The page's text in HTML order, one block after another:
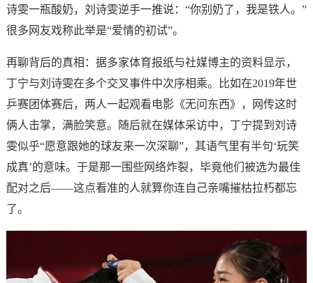
诗雯一瓶酸奶，刘诗雯逆手一推说：“你别奶了，我是铁人。”
很多网友戏称此举是“爱情的初试”。
再聊背后的真相：据多家体育报纸与社媒博主的资料显示，
丁宁与刘诗雯在多个交叉事件中次序相乘。比如在2019年世
乒赛团体赛后，两人一起观看电影《无问东西》，网传这时
俩人击掌，满脸笑意。随后就在媒体采访中，丁宁提到刘诗
雯似乎“愿意跟她的球友来一次深聊”，其语气里有半句‘玩笑
成真’的意味。于是那一围些网络炸裂，毕竟他们被选为最佳
配对之后——这点看准的人就算你连自己亲嘴摧枯拉朽都忘
了。